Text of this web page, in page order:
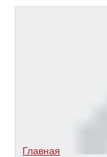
Главная